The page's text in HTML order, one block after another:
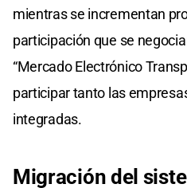
mientras se incrementan
participación que se
“Mercado Electrónico
participar tanto las
integradas.
Migración del